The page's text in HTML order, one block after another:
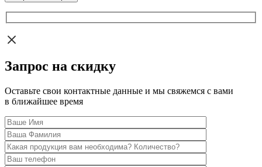
Запрос на скидку
Оставьте свои контактные данные и мы свяжемся с вами
в ближайшее время